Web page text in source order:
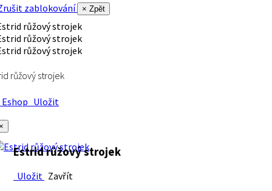
zablokování
× Zpět
růžový strojek
Uložit
Estrid růžový strojek
Uložit Zavřít